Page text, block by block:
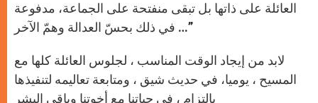
العائلة على ذاتها بل تبقى منفتحة على الجماعة، مدفوعة
في ذلك بحسّ العدالة وهمّ الآخر …”
لابد من إيجاد الوقت المناسب ، لجلوس العائلة كلها مع
المسيح ، يوميا، في حديث شيق ، ومتابعة تعاليمه لتنفيذها
بالتزام ، في حياتنا مع أخوتنا وباقي البشر